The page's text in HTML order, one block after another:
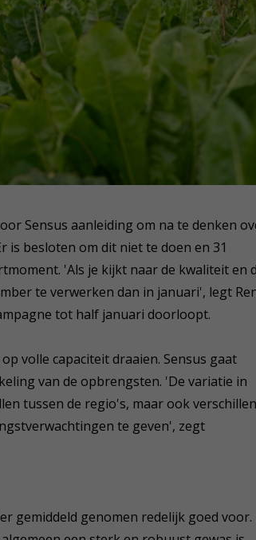
Sensus aanleiding om na te denken
is besloten om dit niet te doen en 31
'Als je kijkt naar de kwaliteit en
te verwerken dan in januari', legt
tot half januari doorloopt.
volle capaciteit draaien. Sensus gaat
van de opbrengsten. 'De variatie in
tussen de regio's, maar ook verschillen
te geven', zegt
gemiddeld genomen redelijk goed voor.